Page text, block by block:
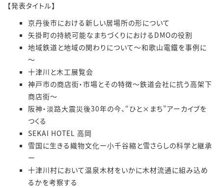
【発表タイトル】
京丹後市における新しい居場所の形について
矢掛町の持続可能なまちづくりにおけるDMOの役割
地域鉄道と地域の関わりについて～和歌山電鐵を事例に
～
十津川と木工展覧会
神戸市の商店街・市場とその特徴～鉄道会社に抗う高架下
商店街～
阪神・淡路大震災後30年の今、“ひと×まち”アーカイブを
つくる
SEKAI HOTEL 高岡
雪国に生きる織物文化ー小千谷縮と雪さらしの科学と継承
ー
十津川村において温泉木材をいかに木材流通に組み込め
るかを考察する